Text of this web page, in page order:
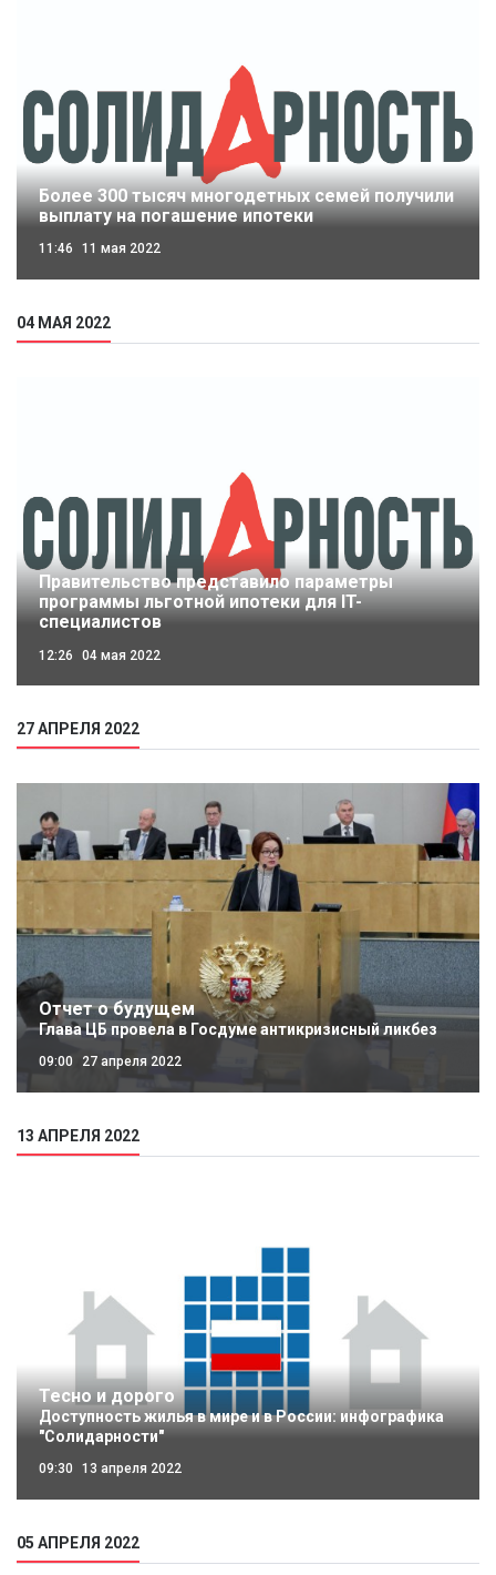
Более 300 тысяч многодетных семей получили
выплату на погашение ипотеки
11:46 11 мая 2022
04 МАЯ 2022
Правительство представило параметры
программы льготной ипотеки для IT-
специалистов
12:26 04 мая 2022
27 АПРЕЛЯ 2022
Отчет о будущем
Глава ЦБ провела в Госдуме антикризисный ликбез
09:00 27 апреля 2022
13 АПРЕЛЯ 2022
Тесно и дорого
Доступность жилья в мире и в России: инфографика
"Солидарности"
09:30 13 апреля 2022
05 АПРЕЛЯ 2022